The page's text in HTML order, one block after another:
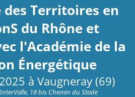
des Territoires en
du Rhône et
l'Académie de la
Énergétique
à Vaugneray (69)
18 bis Chemin du Stade